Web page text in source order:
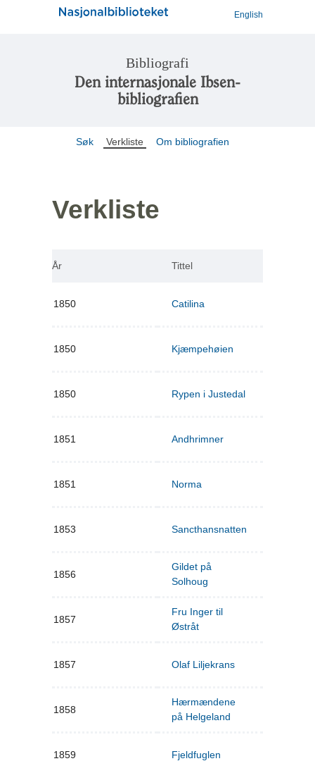
English
Bibliografi
Den internasjonale Ibsen-
bibliografien
Søk Verkliste Om bibliografien
Verkliste
År Tittel
1850 Catilina
1850 Kjæmpehøien
1850 Rypen i Justedal
1851 Andhrimner
1851 Norma
1853 Sancthansnatten
1856
Gildet på
Solhoug
1857
Fru Inger til
Østråt
1857 Olaf Liljekrans
1858
Hærmændene
på Helgeland
1859 Fjeldfuglen